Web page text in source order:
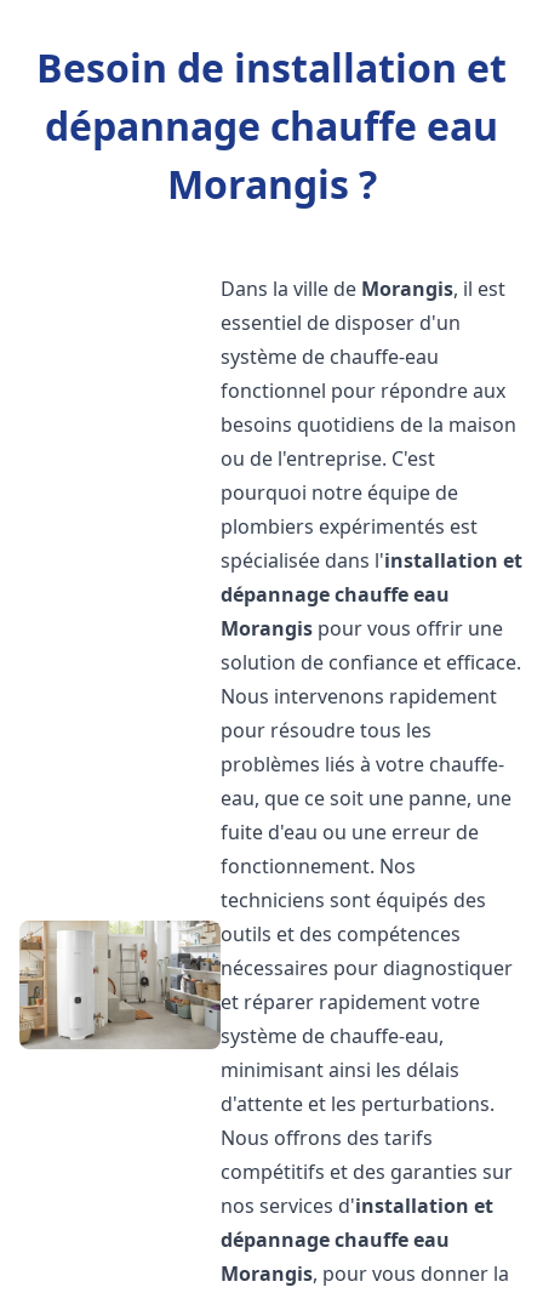
Besoin de installation et
dépannage chauffe eau
Morangis ?
Dans la ville de Morangis, il est
essentiel de disposer d'un
système de chauffe-eau
fonctionnel pour répondre aux
besoins quotidiens de la maison
ou de l'entreprise. C'est
pourquoi notre équipe de
plombiers expérimentés est
spécialisée dans l'installation et
dépannage chauffe eau
Morangis pour vous offrir une
solution de confiance et efficace.
Nous intervenons rapidement
pour résoudre tous les
problèmes liés à votre chauffe-
eau, que ce soit une panne, une
fuite d'eau ou une erreur de
fonctionnement. Nos
techniciens sont équipés des
outils et des compétences
nécessaires pour diagnostiquer
et réparer rapidement votre
système de chauffe-eau,
minimisant ainsi les délais
d'attente et les perturbations.
Nous offrons des tarifs
compétitifs et des garanties sur
nos services d'installation et
dépannage chauffe eau
Morangis, pour vous donner la